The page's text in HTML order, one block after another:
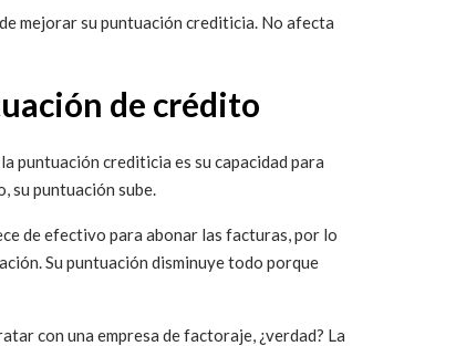
mejorar su puntuación crediticia. No afecta
de crédito
puntuación crediticia es su capacidad para
su puntuación sube.
de efectivo para abonar las facturas, por lo
Su puntuación disminuye todo porque
con una empresa de factoraje, ¿verdad? La